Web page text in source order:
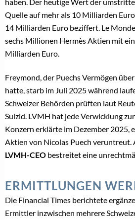
Quelle auf mehr als 10 Milliarden
14 Milliarden Euro beziffert. Le
sechs Millionen Hermès Aktien mit
Milliarden Euro.
Freymond, der Puechs Vermögen
hatte, starb im Juli 2025 während
Schweizer Behörden prüften laut
Suizid. LVMH hat jede Verwicklung
Konzern erklärte im Dezember 2025,
Aktien von Nicolas Puech veruntreut.
LVMH-CEO bestreitet eine
ERMITTLUNGEN
Die Financial Times berichtete
Ermittler inzwischen mehrere